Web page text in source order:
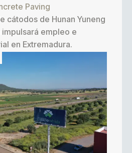
Paving
cátodos de Hunan Yuneng
empleo e
en Extremadura.